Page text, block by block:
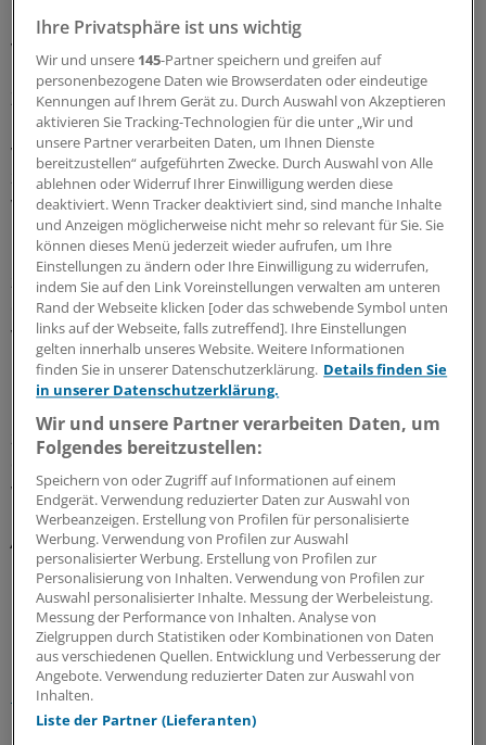
Eigentumsgrundrecht aus Artikel 14 des Grundgesetzes
verletzt.
Zu Unrecht, wie die Verfassungsrichter entschieden.
"Die Einführung des Zusatzbeitrags ist (...)
verfassungsrechtlich gerechtfertigt und bestimmt
zugleich Inhalt und Schranken des Eigentums in
verfassungsgemäßer Weise", heißt es.
Die Karlsruher Richter haben dem Gesetzgeber dabei
zugestanden, dass er mit dem Mitgliederzusatzbeitrag
die "Senkung der Lohnnebenkosten" ein Regelungsziel
verfolgt habe, "das im öffentlichen Interesse liegt".
Den Rentnern sei die ihnen "auferlegte zusätzliche
Beitragslast" gegenüber dem "öffentlichen Belang"
zumutbar. Die "Beitragserhöhung" sei zudem nicht
derart gravierend, dass sie von ihnen nicht getragen
werden könnte, so die Richter.(eb)
Az.:1 BvR 79/09 und weitere
0
Schlagworte:
Krankenkassen
Ihre Privatsphäre ist uns wichtig
Wir und unsere 145-Partner speichern und greifen auf
personenbezogene Daten wie Browserdaten oder eindeutige
Kennungen auf Ihrem Gerät zu. Durch Auswahl von Akzeptieren
aktivieren Sie Tracking-Technologien für die unter „Wir und
unsere Partner verarbeiten Daten, um Ihnen Dienste
bereitzustellen“ aufgeführten Zwecke. Durch Auswahl von Alle
ablehnen oder Widerruf Ihrer Einwilligung werden diese
deaktiviert. Wenn Tracker deaktiviert sind, sind manche Inhalte
und Anzeigen möglicherweise nicht mehr so relevant für Sie. Sie
können dieses Menü jederzeit wieder aufrufen, um Ihre
Einstellungen zu ändern oder Ihre Einwilligung zu widerrufen,
indem Sie auf den Link Voreinstellungen verwalten am unteren
Rand der Webseite klicken [oder das schwebende Symbol unten
links auf der Webseite, falls zutreffend]. Ihre Einstellungen
gelten innerhalb unseres Website. Weitere Informationen
finden Sie in unserer Datenschutzerklärung. Details finden Sie
in unserer Datenschutzerklärung.
Wir und unsere Partner verarbeiten Daten, um
Folgendes bereitzustellen:
Speichern von oder Zugriff auf Informationen auf einem
Endgerät. Verwendung reduzierter Daten zur Auswahl von
Werbeanzeigen. Erstellung von Profilen für personalisierte
Werbung. Verwendung von Profilen zur Auswahl
personalisierter Werbung. Erstellung von Profilen zur
Personalisierung von Inhalten. Verwendung von Profilen zur
Auswahl personalisierter Inhalte. Messung der Werbeleistung.
Messung der Performance von Inhalten. Analyse von
Zielgruppen durch Statistiken oder Kombinationen von Daten
aus verschiedenen Quellen. Entwicklung und Verbesserung der
Angebote. Verwendung reduzierter Daten zur Auswahl von
Inhalten.
Liste der Partner (Lieferanten)